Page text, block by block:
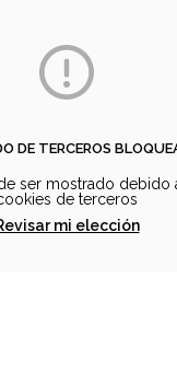
DE TERCEROS
ser mostrado debido
de terceros
mi elección